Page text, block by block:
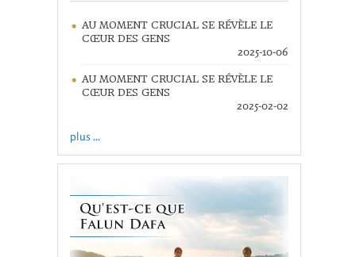
AU MOMENT CRUCIAL SE RÉVÈLE LE
CŒUR DES GENS
2025-10-06
AU MOMENT CRUCIAL SE RÉVÈLE LE
CŒUR DES GENS
2025-02-02
plus ...